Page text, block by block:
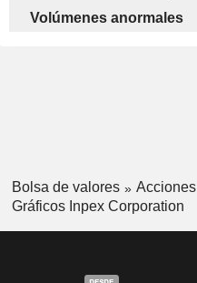
Volúmenes anormales
Bolsa de valores Acciones
Gráficos Inpex Corporation